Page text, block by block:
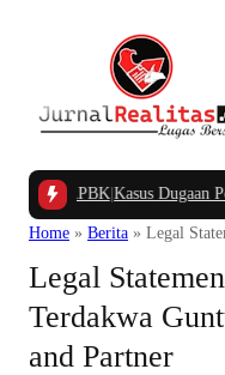
APBK|Kasus Dugaan
Home » Berita » Legal
Legal
Terdakwa
and Partner